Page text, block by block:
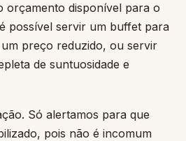
orçamento disponível para o
possível servir um buffet para
preço reduzido, ou servir
de suntuosidade e
Só alertamos para que
pois não é incomum